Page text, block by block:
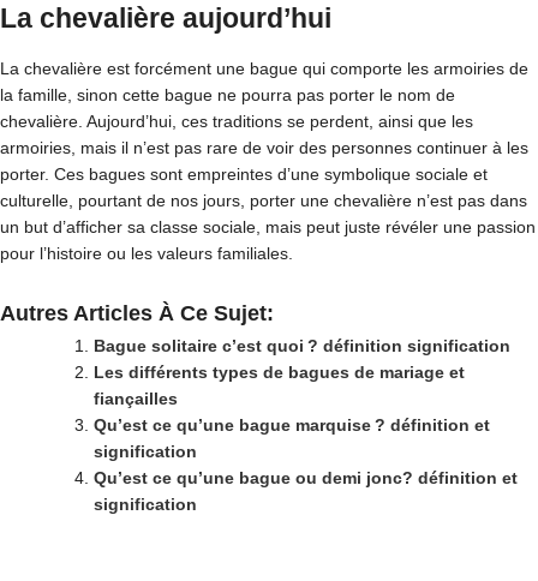
La chevalière aujourd’hui
La chevalière est forcément une bague qui comporte les armoiries de
la famille, sinon cette bague ne pourra pas porter le nom de
chevalière. Aujourd’hui, ces traditions se perdent, ainsi que les
armoiries, mais il n’est pas rare de voir des personnes continuer à les
porter. Ces bagues sont empreintes d’une symbolique sociale et
culturelle, pourtant de nos jours, porter une chevalière n’est pas dans
un but d’afficher sa classe sociale, mais peut juste révéler une passion
pour l’histoire ou les valeurs familiales.
Autres Articles À Ce Sujet:
Bague solitaire c’est quoi ? définition signification
Les différents types de bagues de mariage et
fiançailles
Qu’est ce qu’une bague marquise ? définition et
signification
Qu’est ce qu’une bague ou demi jonc? définition et
signification